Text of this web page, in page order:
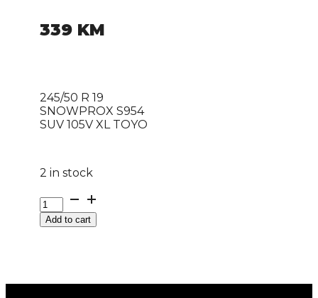
339 KM
245/50 R 19
SNOWPROX S954
SUV 105V XL TOYO
2 in stock
245/50
R
19Add to cart